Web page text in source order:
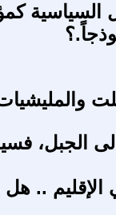
السياسية
الجبل،
.. هل